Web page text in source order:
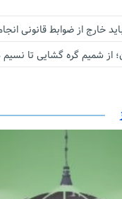
خارج از ضوابط قانونی
از شمیم گره گشایی تا